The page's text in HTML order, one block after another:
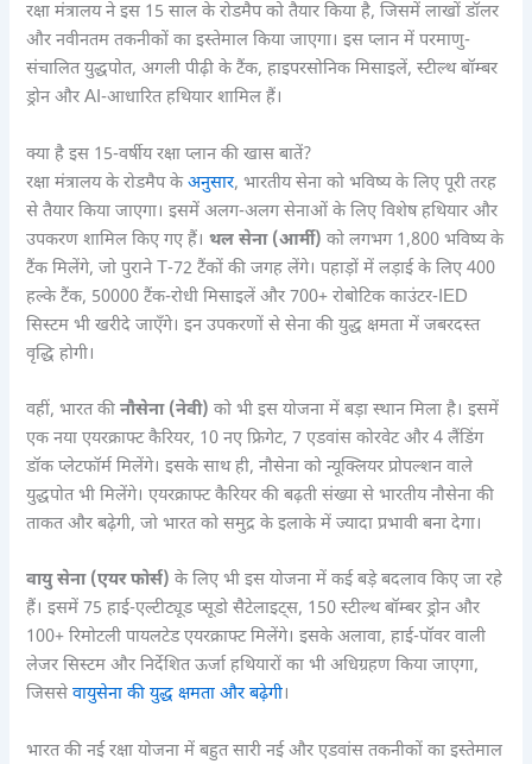
रक्षा मंत्रालय ने इस 15 साल के रोडमैप को तैयार किया है, जिसमें लाखों डॉलर
और नवीनतम तकनीकों का इस्तेमाल किया जाएगा। इस प्लान में परमाणु-
संचालित युद्धपोत, अगली पीढ़ी के टैंक, हाइपरसोनिक मिसाइलें, स्टील्थ बॉम्बर
ड्रोन और AI-आधारित हथियार शामिल हैं।
क्या है इस 15-वर्षीय रक्षा प्लान की खास बातें?
रक्षा मंत्रालय के रोडमैप केअनुसार, भारतीय सेना को भविष्य के लिए पूरी तरह
से तैयार किया जाएगा। इसमें अलग-अलग सेनाओं के लिए विशेष हथियार और
उपकरण शामिल किए गए हैं।थल सेना (आर्मी) को लगभग 1,800 भविष्य के
टैंक मिलेंगे, जो पुराने T-72 टैंकों की जगह लेंगे। पहाड़ों में लड़ाई के लिए 400
हल्के टैंक, 50000 टैंक-रोधी मिसाइलें और 700+ रोबोटिक काउंटर-IED
सिस्टम भी खरीदे जाएँगे। इन उपकरणों से सेना की युद्ध क्षमता में जबरदस्त
वृद्धि होगी।
वहीं, भारत कीनौसेना (नेवी) को भी इस योजना में बड़ा स्थान मिला है। इसमें
एक नया एयरक्राफ्ट कैरियर, 10 नए फ्रिगेट, 7 एडवांस कोरवेट और 4 लैंडिंग
डॉक प्लेटफॉर्म मिलेंगे। इसके साथ ही, नौसेना को न्यूक्लियर प्रोपल्शन वाले
युद्धपोत भी मिलेंगे। एयरक्राफ्ट कैरियर की बढ़ती संख्या से भारतीय नौसेना की
ताकत और बढ़ेगी, जो भारत को समुद्र के इलाके में ज्यादा प्रभावी बना देगा।
वायु सेना (एयर फोर्स) के लिए भी इस योजना में कई बड़े बदलाव किए जा रहे
हैं। इसमें 75 हाई-एल्टीट्यूड प्सूडो सैटेलाइट्स, 150 स्टील्थ बॉम्बर ड्रोन और
100+ रिमोटली पायलटेड एयरक्राफ्ट मिलेंगे। इसके अलावा, हाई-पॉवर वाली
लेजर सिस्टम और निर्देशित ऊर्जा हथियारों का भी अधिग्रहण किया जाएगा,
जिससेवायुसेना की युद्ध क्षमता और बढ़ेगी।
भारत की नई रक्षा योजना में बहुत सारी नई और एडवांस तकनीकों का इस्तेमाल